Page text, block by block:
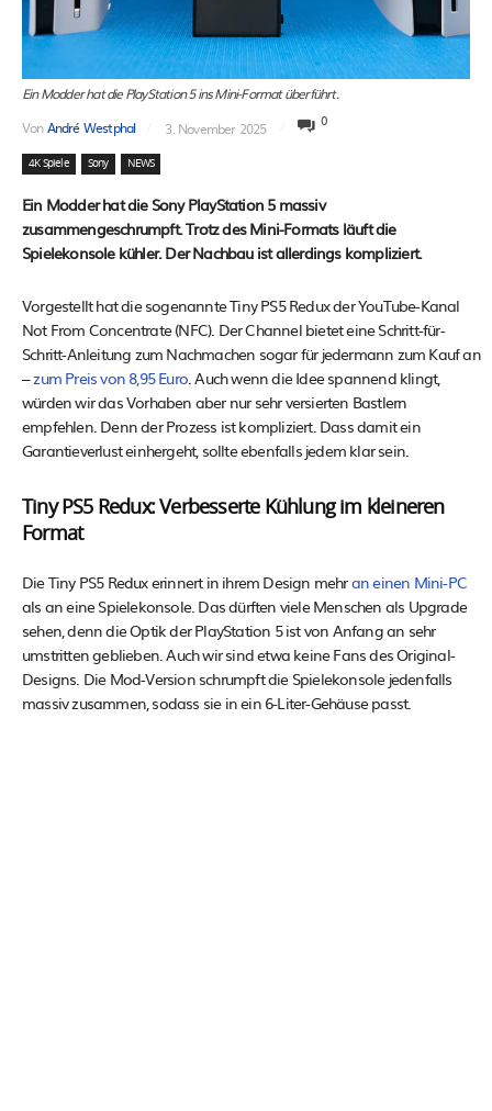
Ein Modder hat die PlayStation 5 ins Mini-Format überführt.
VonAndré Westphal 3. November 2025 0
4K Spiele Sony NEWS
Ein Modder hat die Sony PlayStation 5 massiv
zusammengeschrumpft. Trotz des Mini-Formats läuft die
Spielekonsole kühler. Der Nachbau ist allerdings kompliziert.
Vorgestellt hat die sogenannte Tiny PS5 Redux der YouTube-Kanal
Not From Concentrate (NFC). Der Channel bietet eine Schritt-für-
Schritt-Anleitung zum Nachmachen sogar für jedermann zum Kauf an
–zum Preis von 8,95 Euro. Auch wenn die Idee spannend klingt,
würden wir das Vorhaben aber nur sehr versierten Bastlern
empfehlen. Denn der Prozess ist kompliziert. Dass damit ein
Garantieverlust einhergeht, sollte ebenfalls jedem klar sein.
Tiny PS5 Redux: Verbesserte Kühlung im kleineren
Format
Die Tiny PS5 Redux erinnert in ihrem Design mehran einen Mini-PC
als an eine Spielekonsole. Das dürften viele Menschen als Upgrade
sehen, denn die Optik der PlayStation 5 ist von Anfang an sehr
umstritten geblieben. Auch wir sind etwa keine Fans des Original-
Designs. Die Mod-Version schrumpft die Spielekonsole jedenfalls
massiv zusammen, sodass sie in ein 6-Liter-Gehäuse passt.